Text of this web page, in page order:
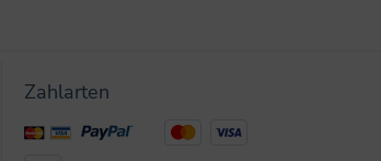
Zahlarten